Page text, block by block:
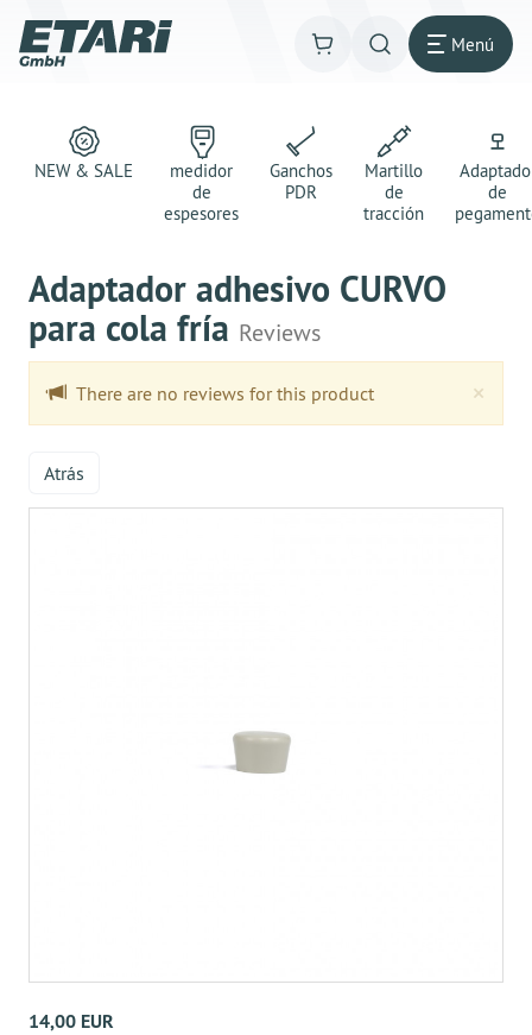
Menú
NEW & SALE
medidor
de
espesores
Ganchos
PDR
Martillo
de
tracción
de
Adaptador adhesivo CURVO
para cola fría Reviews
×
There are no reviews for this product
Atrás
14,00 EUR